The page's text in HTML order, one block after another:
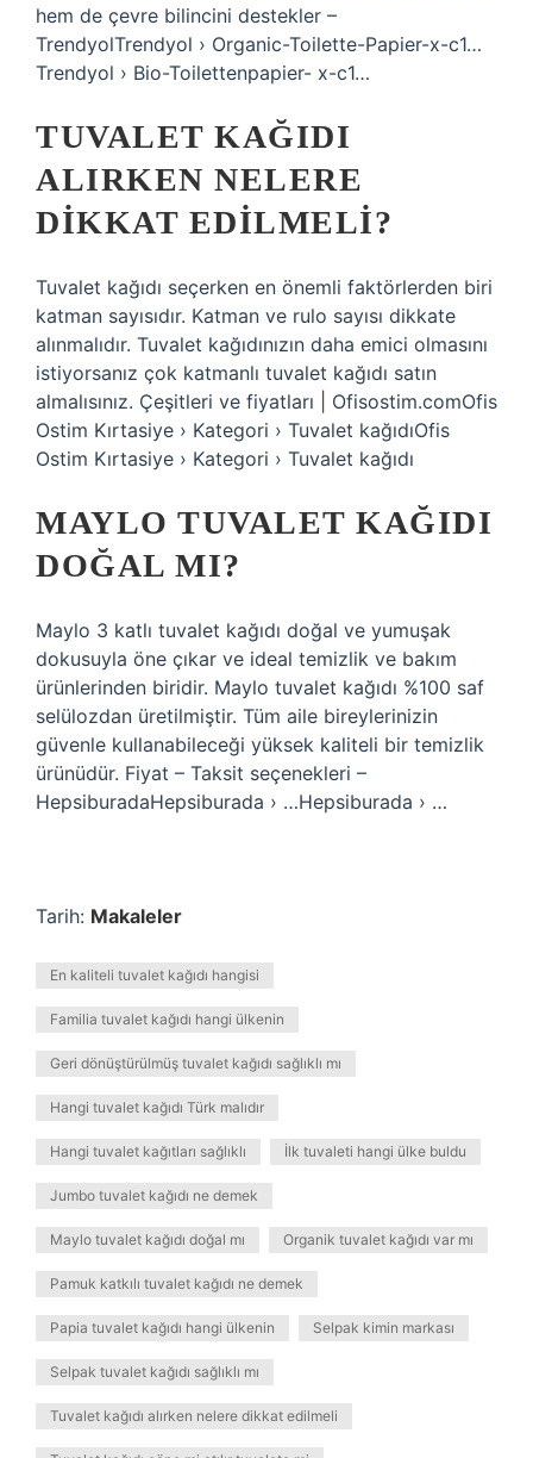
hem de çevre bilincini destekler –
TrendyolTrendyol › Organic-Toilette-Papier-x-c1…
Trendyol › Bio-Toilettenpapier- x-c1…
TUVALET KAĞIDI
ALIRKEN NELERE
DIKKAT EDILMELI?
Tuvalet kağıdı seçerken en önemli faktörlerden biri
katman sayısıdır. Katman ve rulo sayısı dikkate
alınmalıdır. Tuvalet kağıdınızın daha emici olmasını
istiyorsanız çok katmanlı tuvalet kağıdı satın
almalısınız. Çeşitleri ve fiyatları | Ofisostim.comOfis
Ostim Kırtasiye › Kategori › Tuvalet kağıdıOfis
Ostim Kırtasiye › Kategori › Tuvalet kağıdı
MAYLO TUVALET KAĞIDI
DOĞAL MI?
Maylo 3 katlı tuvalet kağıdı doğal ve yumuşak
dokusuyla öne çıkar ve ideal temizlik ve bakım
ürünlerinden biridir. Maylo tuvalet kağıdı %100 saf
selülozdan üretilmiştir. Tüm aile bireylerinizin
güvenle kullanabileceği yüksek kaliteli bir temizlik
ürünüdür. Fiyat – Taksit seçenekleri –
HepsiburadaHepsiburada › …Hepsiburada › …
Tarih: Makaleler
En kaliteli tuvalet kağıdı hangisi
Familia tuvalet kağıdı hangi ülkenin
Geri dönüştürülmüş tuvalet kağıdı sağlıklı mı
Hangi tuvalet kağıdı Türk malıdır
Hangi tuvalet kağıtları sağlıklı İlk tuvaleti hangi ülke buldu
Jumbo tuvalet kağıdı ne demek
Maylo tuvalet kağıdı doğal mı Organik tuvalet kağıdı var mı
Pamuk katkılı tuvalet kağıdı ne demek
Papia tuvalet kağıdı hangi ülkenin Selpak kimin markası
Selpak tuvalet kağıdı sağlıklı mı
Tuvalet kağıdı alırken nelere dikkat edilmeli